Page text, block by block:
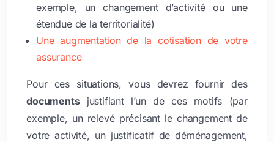
exemple, un changement d’activité ou une
étendue de la territorialité)
Une augmentation de la cotisation de votre
assurance
Pour ces situations, vous devrez fournir des
documentsjustifiant l’un de ces motifs (par
exemple, un relevé précisant le changement de
votre activité, un justificatif de déménagement,